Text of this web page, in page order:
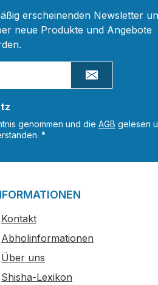
erscheinenden Newsletter
neue Produkte und Angebote
genommen und die AGB gelesen
*
Kontakt
Abholinformationen
Über uns
Shisha-Lexikon